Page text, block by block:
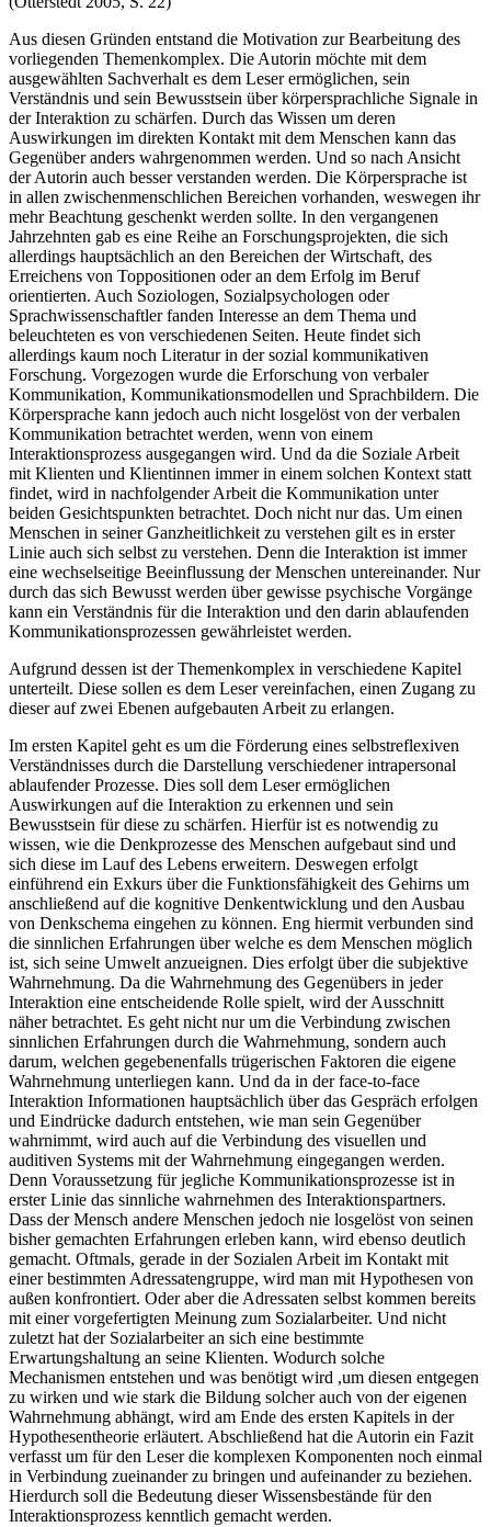
Aus diesen Gründen entstand die Motivation zur Bearbeitung des
vorliegenden Themenkomplex. Die Autorin möchte mit dem
ausgewählten Sachverhalt es dem Leser ermöglichen, sein
Verständnis und sein Bewusstsein über körpersprachliche Signale in
der Interaktion zu schärfen. Durch das Wissen um deren
Auswirkungen im direkten Kontakt mit dem Menschen kann das
Gegenüber anders wahrgenommen werden. Und so nach Ansicht
der Autorin auch besser verstanden werden. Die Körpersprache ist
in allen zwischenmenschlichen Bereichen vorhanden, weswegen ihr
mehr Beachtung geschenkt werden sollte. In den vergangenen
Jahrzehnten gab es eine Reihe an Forschungsprojekten, die sich
allerdings hauptsächlich an den Bereichen der Wirtschaft, des
Erreichens von Toppositionen oder an dem Erfolg im Beruf
orientierten. Auch Soziologen, Sozialpsychologen oder
Sprachwissenschaftler fanden Interesse an dem Thema und
beleuchteten es von verschiedenen Seiten. Heute findet sich
allerdings kaum noch Literatur in der sozial kommunikativen
Forschung. Vorgezogen wurde die Erforschung von verbaler
Kommunikation, Kommunikationsmodellen und Sprachbildern. Die
Körpersprache kann jedoch auch nicht losgelöst von der verbalen
Kommunikation betrachtet werden, wenn von einem
Interaktionsprozess ausgegangen wird. Und da die Soziale Arbeit
mit Klienten und Klientinnen immer in einem solchen Kontext statt
findet, wird in nachfolgender Arbeit die Kommunikation unter
beiden Gesichtspunkten betrachtet. Doch nicht nur das. Um einen
Menschen in seiner Ganzheitlichkeit zu verstehen gilt es in erster
Linie auch sich selbst zu verstehen. Denn die Interaktion ist immer
eine wechselseitige Beeinflussung der Menschen untereinander. Nur
durch das sich Bewusst werden über gewisse psychische Vorgänge
kann ein Verständnis für die Interaktion und den darin ablaufenden
Aufgrund dessen ist der Themenkomplex in verschiedene Kapitel
unterteilt. Diese sollen es dem Leser vereinfachen, einen Zugang zu
Im ersten Kapitel geht es um die Förderung eines selbstreflexiven
Verständnisses durch die Darstellung verschiedener intrapersonal
ablaufender Prozesse. Dies soll dem Leser ermöglichen
Auswirkungen auf die Interaktion zu erkennen und sein
Bewusstsein für diese zu schärfen. Hierfür ist es notwendig zu
wissen, wie die Denkprozesse des Menschen aufgebaut sind und
sich diese im Lauf des Lebens erweitern. Deswegen erfolgt
einführend ein Exkurs über die Funktionsfähigkeit des Gehirns um
anschließend auf die kognitive Denkentwicklung und den Ausbau
von Denkschema eingehen zu können. Eng hiermit verbunden sind
die sinnlichen Erfahrungen über welche es dem Menschen möglich
ist, sich seine Umwelt anzueignen. Dies erfolgt über die subjektive
Wahrnehmung. Da die Wahrnehmung des Gegenübers in jeder
Interaktion eine entscheidende Rolle spielt, wird der Ausschnitt
näher betrachtet. Es geht nicht nur um die Verbindung zwischen
sinnlichen Erfahrungen durch die Wahrnehmung, sondern auch
darum, welchen gegebenenfalls trügerischen Faktoren die eigene
Wahrnehmung unterliegen kann. Und da in der face-to-face
Interaktion Informationen hauptsächlich über das Gespräch erfolgen
und Eindrücke dadurch entstehen, wie man sein Gegenüber
wahrnimmt, wird auch auf die Verbindung des visuellen und
auditiven Systems mit der Wahrnehmung eingegangen werden.
Denn Voraussetzung für jegliche Kommunikationsprozesse ist in
erster Linie das sinnliche wahrnehmen des Interaktionspartners.
Dass der Mensch andere Menschen jedoch nie losgelöst von seinen
bisher gemachten Erfahrungen erleben kann, wird ebenso deutlich
gemacht. Oftmals, gerade in der Sozialen Arbeit im Kontakt mit
einer bestimmten Adressatengruppe, wird man mit Hypothesen von
außen konfrontiert. Oder aber die Adressaten selbst kommen bereits
mit einer vorgefertigten Meinung zum Sozialarbeiter. Und nicht
zuletzt hat der Sozialarbeiter an sich eine bestimmte
Erwartungshaltung an seine Klienten. Wodurch solche
Mechanismen entstehen und was benötigt wird ,um diesen entgegen
zu wirken und wie stark die Bildung solcher auch von der eigenen
Wahrnehmung abhängt, wird am Ende des ersten Kapitels in der
Hypothesentheorie erläutert. Abschließend hat die Autorin ein Fazit
verfasst um für den Leser die komplexen Komponenten noch einmal
in Verbindung zueinander zu bringen und aufeinander zu beziehen.
Hierdurch soll die Bedeutung dieser Wissensbestände für den